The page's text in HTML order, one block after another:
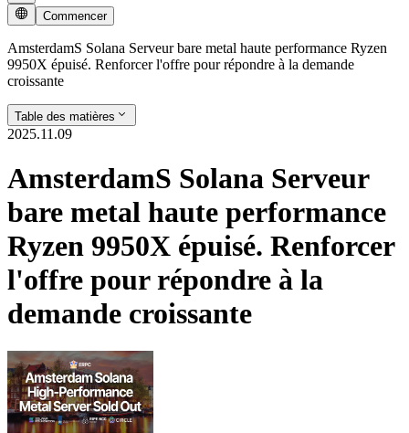
Commencer
AmsterdamS Solana Serveur bare metal haute performance Ryzen
9950X épuisé. Renforcer l'offre pour répondre à la demande
croissante
Table des matières
2025.11.09
AmsterdamS Solana Serveur
bare metal haute performance
Ryzen 9950X épuisé. Renforcer
l'offre pour répondre à la
demande croissante